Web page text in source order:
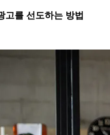
고를 선도하는 방법